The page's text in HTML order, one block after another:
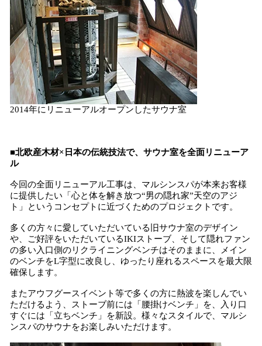
2014年にリニューアルオープンしたサウナ室
■北欧産木材×日本の伝統技法で、サウナ室を全面リニューア
ル
今回の全面リニューアル工事は、マルシンスパが本来お客様
に提供したい「心と体を解き放つ“男の隠れ家”天空のアジ
ト」というコンセプトに近づくためのプロジェクトです。
多くの方々に愛していただいている旧サウナ室のデザイン
や、ご好評をいただいているIKIストーブ、そして隠れファン
の多い入口側のリクライニングベンチはそのままに、メイン
のベンチをL字型に改良し、ゆったり座れるスペースを最大限
確保します。
またアウフグースイベント等で多くの方に熱波を楽しんでい
ただけるよう、ストーブ前には「腰掛けベンチ」を、入り口
すぐには「立ちベンチ」を新設。様々なスタイルで、マルシ
ンスパのサウナをお楽しみいただけます。